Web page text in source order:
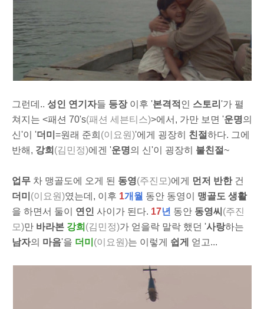
그런데.. 성인 연기자들 등장이후 '본격적 인 스토리 '가 펼
쳐지는 <패션 70's(패션 세븐티스)>에서, 가만 보면 '운명의
신'이 '더미 =원래 준희 (이요원)'에게 굉장히 친절하다. 그에
반해, 강희 (김민정)에겐 '운명의 신'이 굉장히 불친절~
업무 차 맹골도에 오게 된 동영(주진모)에게 먼저 반한건
더미 (이요원)였는데, 이후 1개월 동안 동영이 맹골도 생활
을 하면서 둘이 연인 사이가 된다. 17년 동안 동영씨 (주진
모)만 바라본 강희 (김민정)가 얻을락 말락 했던 '사랑하는
남자의 마음'을 더미 (이요원)는 이렇게 쉽게 얻고...